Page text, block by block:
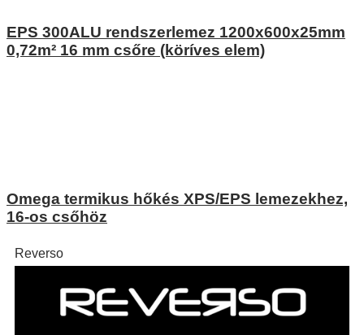
EPS 300ALU rendszerlemez 1200x600x25mm
0,72m² 16 mm csőre (köríves elem)
Omega termikus hőkés XPS/EPS lemezekhez,
16-os csőhöz
Reverso